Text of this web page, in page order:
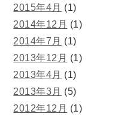
2015年4月 (1)
2014年12月 (1)
2014年7月 (1)
2013年12月 (1)
2013年4月 (1)
2013年3月 (5)
2012年12月 (1)